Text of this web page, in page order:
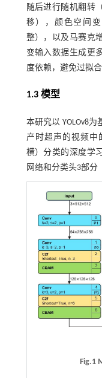
随后进行随机翻转
移），颜色空间
整），以及马赛克
变输入数据生成更
度依赖，避免过拟合
1.3 模型
本研究以 YOLOv8
产时超声的视频中
横）分类的深度学
网络和分类头3部分
Fig.1